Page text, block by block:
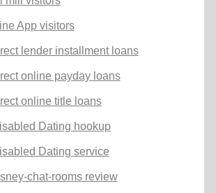
App visitors
lender installment loans
online payday loans
online title loans
Dating hookup
Dating service
chat-rooms review